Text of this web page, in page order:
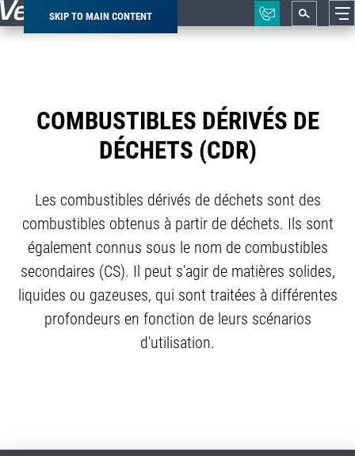
SKIP TO MAIN CONTENT
Breadcrumb
COMBUSTIBLES DÉRIVÉS DE
DÉCHETS (CDR)
Les combustibles dérivés de déchets sont des
combustibles obtenus à partir de déchets. Ils sont
également connus sous le nom de combustibles
secondaires (CS). Il peut s'agir de matières solides,
liquides ou gazeuses, qui sont traitées à différentes
profondeurs en fonction de leurs scénarios
d'utilisation.